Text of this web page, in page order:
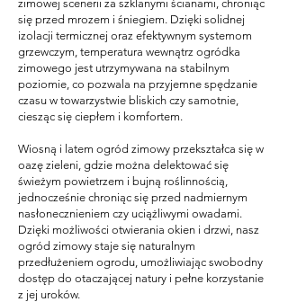
zimowej scenerii za szklanymi ścianami, chroniąc
się przed mrozem i śniegiem. Dzięki solidnej
izolacji termicznej oraz efektywnym systemom
grzewczym, temperatura wewnątrz ogródka
zimowego jest utrzymywana na stabilnym
poziomie, co pozwala na przyjemne spędzanie
czasu w towarzystwie bliskich czy samotnie,
ciesząc się ciepłem i komfortem.
Wiosną i latem ogród zimowy przekształca się w
oazę zieleni, gdzie można delektować się
świeżym powietrzem i bujną roślinnością,
jednocześnie chroniąc się przed nadmiernym
nasłonecznieniem czy uciążliwymi owadami.
Dzięki możliwości otwierania okien i drzwi, nasz
ogród zimowy staje się naturalnym
przedłużeniem ogrodu, umożliwiając swobodny
dostęp do otaczającej natury i pełne korzystanie
z jej uroków.